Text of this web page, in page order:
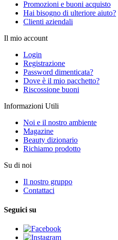
Promozioni e buoni acquisto
Hai bisogno di ulteriore aiuto?
Clienti aziendali
Il mio account
Login
Registrazione
Password dimenticata?
Dove è il mio pacchetto?
Riscossione buoni
Informazioni Utili
Noi e il nostro ambiente
Magazine
Beauty dizionario
Richiamo prodotto
Su di noi
Il nostro gruppo
Contattaci
Seguici su